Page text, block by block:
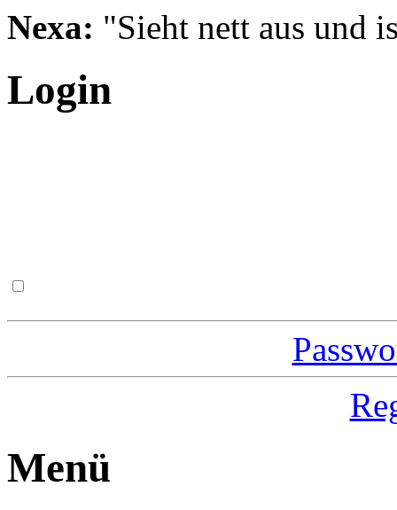
Nexa: "Sieht nett aus und
Login
Menü